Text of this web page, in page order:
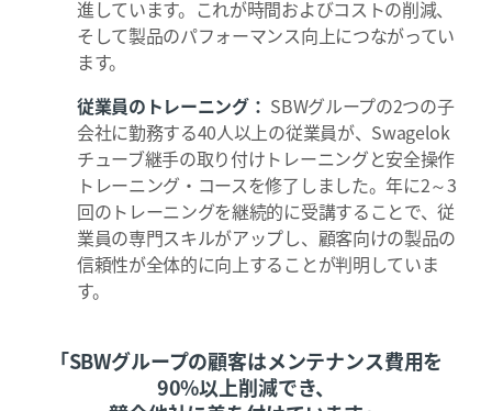
進しています。これが時間およびコストの削減、
そして製品のパフォーマンス向上につながってい
ます。
従業員のトレーニング： SBWグループの2つの子
会社に勤務する40人以上の従業員が、Swagelok
チューブ継手の取り付けトレーニングと安全操作
トレーニング・コースを修了しました。年に2～3
回のトレーニングを継続的に受講することで、従
業員の専門スキルがアップし、顧客向けの製品の
信頼性が全体的に向上することが判明していま
す。
「SBWグループの顧客はメンテナンス費用を
90%以上削減でき、